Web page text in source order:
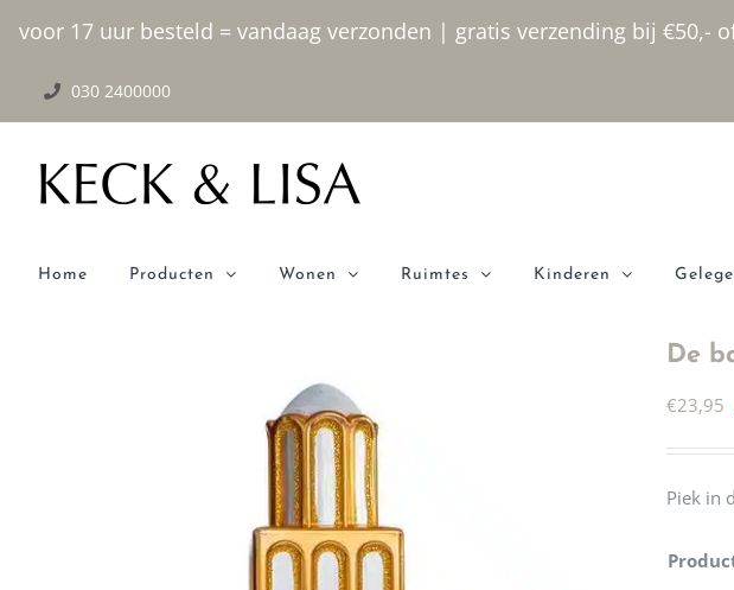
voor 17 uur besteld = vandaag verzonden | gratis verzending bij
inhoud
030 2400000
Home Producten Wonen Ruimtes Kinderen
De
€23,95
Piek in